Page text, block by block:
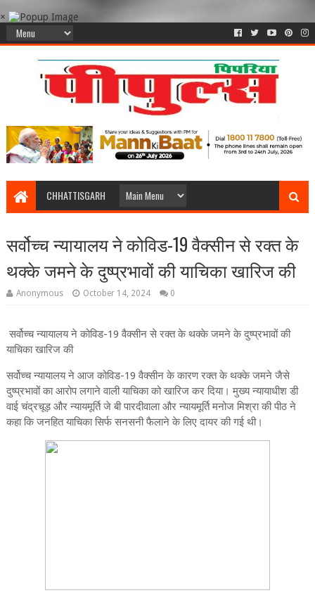
×
CHHATTISGARH
सर्वोच्च न्यायालय ने कोविड-19 वैक्सीन से रक्त के
थक्के जमने के दुष्प्रभावों की याचिका खारिज की
Anonymous October 14, 2024 0
सर्वोच्च न्यायालय ने कोविड-19 वैक्सीन से रक्त के थक्के जमने के दुष्प्रभावों की
याचिका खारिज की
सर्वोच्‍च न्‍यायालय ने आज कोविड-19 वैक्सीन के कारण रक्त के थक्के जमने जैसे
दुष्प्रभावों का आरोप लगाने वाली याचिका को खारिज कर दिया। मुख्य न्यायाधीश डी
वाई चंद्रचूड़ और न्यायमूर्ति जे बी पारदीवाला और न्यायमूर्ति मनोज मिश्रा की पीठ ने
कहा कि जनहित याचिका सिर्फ सनसनी फैलाने के लिए दायर की गई थी।